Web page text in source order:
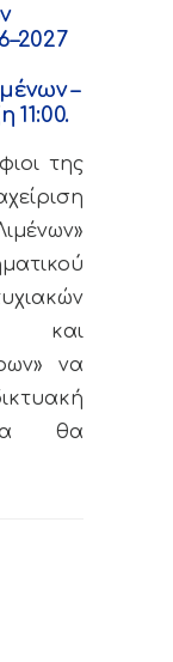
–
11:00.
της
και
να
θα